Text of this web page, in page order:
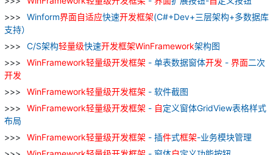
Winform界面自适应快速开发框架(C#+Dev+三层架构+多数据库
支持）
C/S架构轻量级快速开发框架WinFramework架构图
WinFramework轻量级开发框架 - 单表数据窗体开发 - 界面二次
开发
WinFramework轻量级开发框架 - 软件截图
WinFramework轻量级开发框架 - 自定义窗体GridView表格样式
布局
WinFramework轻量级开发框架 - 插件式框架-业务模块管理